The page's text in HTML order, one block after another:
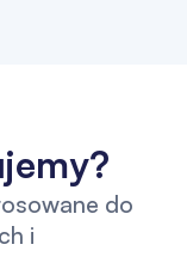
do
i